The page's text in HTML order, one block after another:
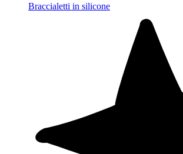
Braccialetti in silicone